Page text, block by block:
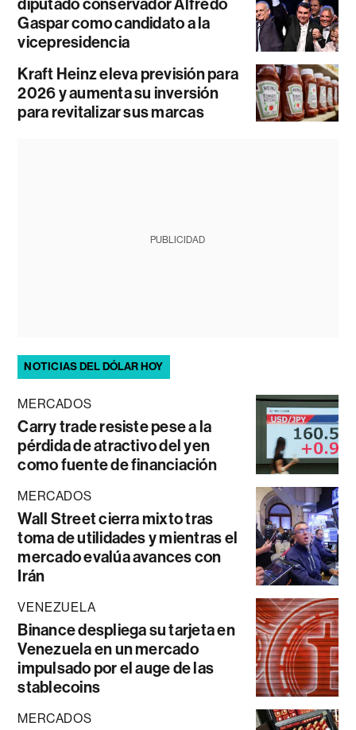
Gaspar como candidato a la
vicepresidencia
Kraft Heinz eleva previsión para
2026 y aumenta su inversión
para revitalizar sus marcas
PUBLICIDAD
NOTICIAS DEL DÓLAR HOY
MERCADOS
Carry trade resiste pese a la
pérdida de atractivo del yen
como fuente de financiación
MERCADOS
Wall Street cierra mixto tras
toma de utilidades y mientras el
mercado evalúa avances con
Irán
VENEZUELA
Binance despliega su tarjeta en
Venezuela en un mercado
impulsado por el auge de las
stablecoins
MERCADOS